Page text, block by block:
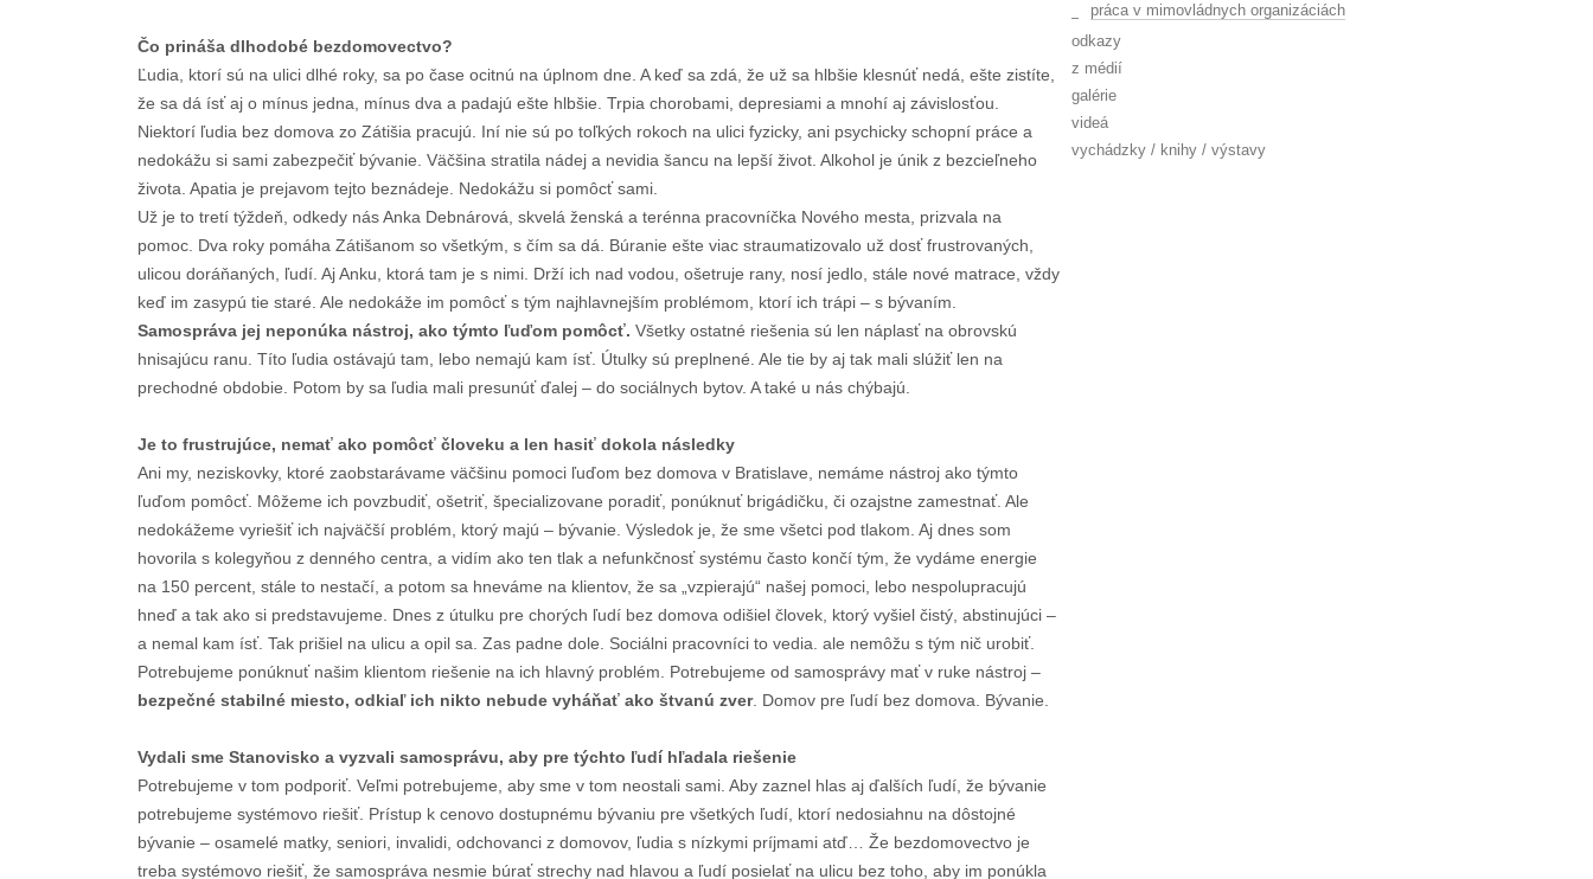
Čo prináša dlhodobé bezdomovectvo?
Ľudia, ktorí sú na ulici dlhé roky, sa po čase ocitnú na úplnom dne. A keď sa zdá, že už sa hlbšie klesnúť nedá, ešte zistíte,
že sa dá ísť aj o mínus jedna, mínus dva a padajú ešte hlbšie. Trpia chorobami, depresiami a mnohí aj závislosťou.
Niektorí ľudia bez domova zo Zátišia pracujú. Iní nie sú po toľkých rokoch na ulici fyzicky, ani psychicky schopní práce a
nedokážu si sami zabezpečiť bývanie. Väčšina stratila nádej a nevidia šancu na lepší život. Alkohol je únik z bezcieľneho
života. Apatia je prejavom tejto beznádeje. Nedokážu si pomôcť sami.
Už je to tretí týždeň, odkedy nás Anka Debnárová, skvelá ženská a terénna pracovníčka Nového mesta, prizvala na
pomoc. Dva roky pomáha Zátišanom so všetkým, s čím sa dá. Búranie ešte viac straumatizovalo už dosť frustrovaných,
ulicou doráňaných, ľudí. Aj Anku, ktorá tam je s nimi. Drží ich nad vodou, ošetruje rany, nosí jedlo, stále nové matrace, vždy
keď im zasypú tie staré. Ale nedokáže im pomôcť s tým najhlavnejším problémom, ktorí ich trápi – s bývaním.
Samospráva jej neponúka nástroj, ako týmto ľuďom pomôcť. Všetky ostatné riešenia sú len náplasť na obrovskú
hnisajúcu ranu. Títo ľudia ostávajú tam, lebo nemajú kam ísť. Útulky sú preplnené. Ale tie by aj tak mali slúžiť len na
prechodné obdobie. Potom by sa ľudia mali presunúť ďalej – do sociálnych bytov. A také u nás chýbajú.
Je to frustrujúce, nemať ako pomôcť človeku a len hasiť dokola následky
Ani my, neziskovky, ktoré zaobstarávame väčšinu pomoci ľuďom bez domova v Bratislave, nemáme nástroj ako týmto
ľuďom pomôcť. Môžeme ich povzbudiť, ošetriť, špecializovane poradiť, ponúknuť brigádičku, či ozajstne zamestnať. Ale
nedokážeme vyriešiť ich najväčší problém, ktorý majú – bývanie. Výsledok je, že sme všetci pod tlakom. Aj dnes som
hovorila s kolegyňou z denného centra, a vidím ako ten tlak a nefunkčnosť systému často končí tým, že vydáme energie
na 150 percent, stále to nestačí, a potom sa hneváme na klientov, že sa „vzpierajú“ našej pomoci, lebo nespolupracujú
hneď a tak ako si predstavujeme. Dnes z útulku pre chorých ľudí bez domova odišiel človek, ktorý vyšiel čistý, abstinujúci –
a nemal kam ísť. Tak prišiel na ulicu a opil sa. Zas padne dole. Sociálni pracovníci to vedia. ale nemôžu s tým nič urobiť.
Potrebujeme ponúknuť našim klientom riešenie na ich hlavný problém. Potrebujeme od samosprávy mať v ruke nástroj –
bezpečné stabilné miesto, odkiaľ ich nikto nebude vyháňať ako štvanú zver. Domov pre ľudí bez domova. Bývanie.
Vydali sme Stanovisko a vyzvali samosprávu, aby pre týchto ľudí hľadala riešenie
Potrebujeme v tom podporiť. Veľmi potrebujeme, aby sme v tom neostali sami. Aby zaznel hlas aj ďalších ľudí, že bývanie
potrebujeme systémovo riešiť. Prístup k cenovo dostupnému bývaniu pre všetkých ľudí, ktorí nedosiahnu na dôstojné
bývanie – osamelé matky, seniori, invalidi, odchovanci z domovov, ľudia s nízkymi príjmami atď… Že bezdomovectvo je
treba systémovo riešiť, že samospráva nesmie búrať strechy nad hlavou a ľudí posielať na ulicu bez toho, aby im ponúkla
práca v mimovládnych organizáciách
odkazy
z médií
galérie
videá
vychádzky / knihy / výstavy